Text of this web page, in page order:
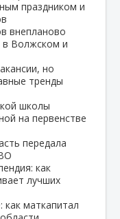
праздником и
внепланово
в Волжском и
но
тренды
школы
на первенстве
передала
как
лучших
маткапитал